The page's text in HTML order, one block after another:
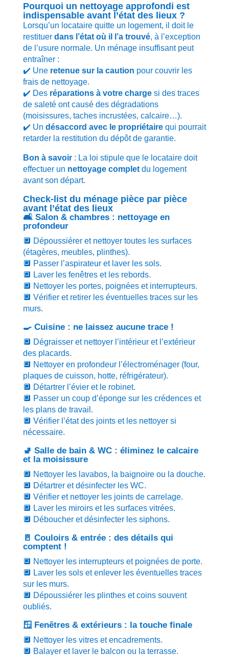
Pourquoi un nettoyage approfondi est
indispensable avant l’état des lieux ?
Lorsqu’un locataire quitte un logement, il doit le
restituer dans l’état où il l’a trouvé, à l’exception
de l’usure normale. Un ménage insuffisant peut
entraîner :
✔️ Une retenue sur la caution pour couvrir les
frais de nettoyage.
✔️ Des réparations à votre chargesi des traces
de saleté ont causé des dégradations
(moisissures, taches incrustées, calcaire…).
✔️ Un désaccord avec le propriétairequi pourrait
retarder la restitution du dépôt de garantie.
Bon à savoir: La loi stipule que le locataire doit
effectuer un nettoyage completdu logement
avant son départ.
Check-list du ménage pièce par pièce
avant l’état des lieux
🛋️ Salon & chambres : nettoyage en
profondeur
🔲 Dépoussiérer et nettoyer toutes les surfaces
(étagères, meubles, plinthes).
🔲 Passer l’aspirateur et laver les sols.
🔲 Laver les fenêtres et les rebords.
🔲 Nettoyer les portes, poignées et interrupteurs.
🔲 Vérifier et retirer les éventuelles traces sur les
murs.
🍳 Cuisine : ne laissez aucune trace !
🔲 Dégraisser et nettoyer l’intérieur et l’extérieur
des placards.
🔲 Nettoyer en profondeur l’électroménager (four,
plaques de cuisson, hotte, réfrigérateur).
🔲 Détartrer l’évier et le robinet.
🔲 Passer un coup d’éponge sur les crédences et
les plans de travail.
🔲 Vérifier l’état des joints et les nettoyer si
nécessaire.
🚽 Salle de bain & WC : éliminez le calcaire
et la moisissure
🔲 Nettoyer les lavabos, la baignoire ou la douche.
🔲 Détartrer et désinfecter les WC.
🔲 Vérifier et nettoyer les joints de carrelage.
🔲 Laver les miroirs et les surfaces vitrées.
🔲 Déboucher et désinfecter les siphons.
🚪 Couloirs & entrée : des détails qui
comptent !
🔲 Nettoyer les interrupteurs et poignées de porte.
🔲 Laver les sols et enlever les éventuelles traces
sur les murs.
🔲 Dépoussiérer les plinthes et coins souvent
oubliés.
🪟 Fenêtres & extérieurs : la touche finale
🔲 Nettoyer les vitres et encadrements.
🔲 Balayer et laver le balcon ou la terrasse.